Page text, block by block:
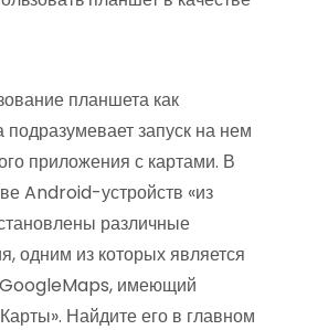
планшета как
подразумевает запуск на нем
приложения с картами. В
Android-устройств «из
различные
одним из которых является
GoogleMaps, имеющий
Найдите его в главном